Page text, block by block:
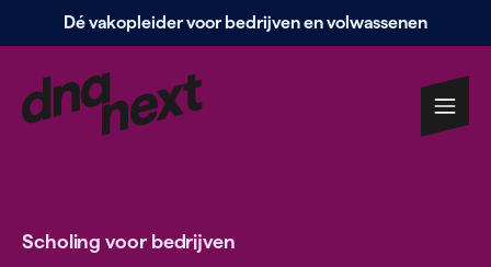
Navigatie
Dé vakopleider voor bedrijven en volwassenen
Scholing voor bedrijven